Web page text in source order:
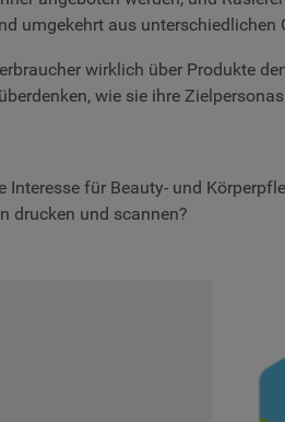
umgekehrt aus unterschiedlichen
wirklich über Produkte
wie sie ihre
für Beauty- und
drucken und scannen?